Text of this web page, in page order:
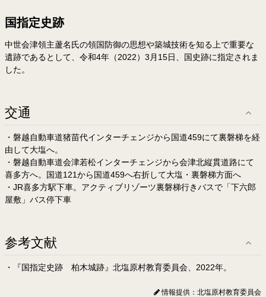
国指定史跡
中世会津領主蘆名氏の領国防御の思想や築城技術を知る上で重要な
遺跡であるとして、令和4年（2022）3月15日、国史跡に指定されま
した。
交通
・磐越自動車道猪苗代インターチェンジから国道459にて裏磐梯を経
由して大塩へ。
・磐越自動車道会津若松インターチェンジから会津北縦貫道路にて
喜多方へ。国道121から国道459へ右折して大塩・裏磐梯方面へ
・JR喜多方駅下車。アクティブリゾーツ裏磐梯行きバスで「下六郎
屋敷」バス停下車
参考文献
・『国指定史跡 柏木城跡』北塩原村教育委員会、2022年。
情報提供：北塩原村教育委員会